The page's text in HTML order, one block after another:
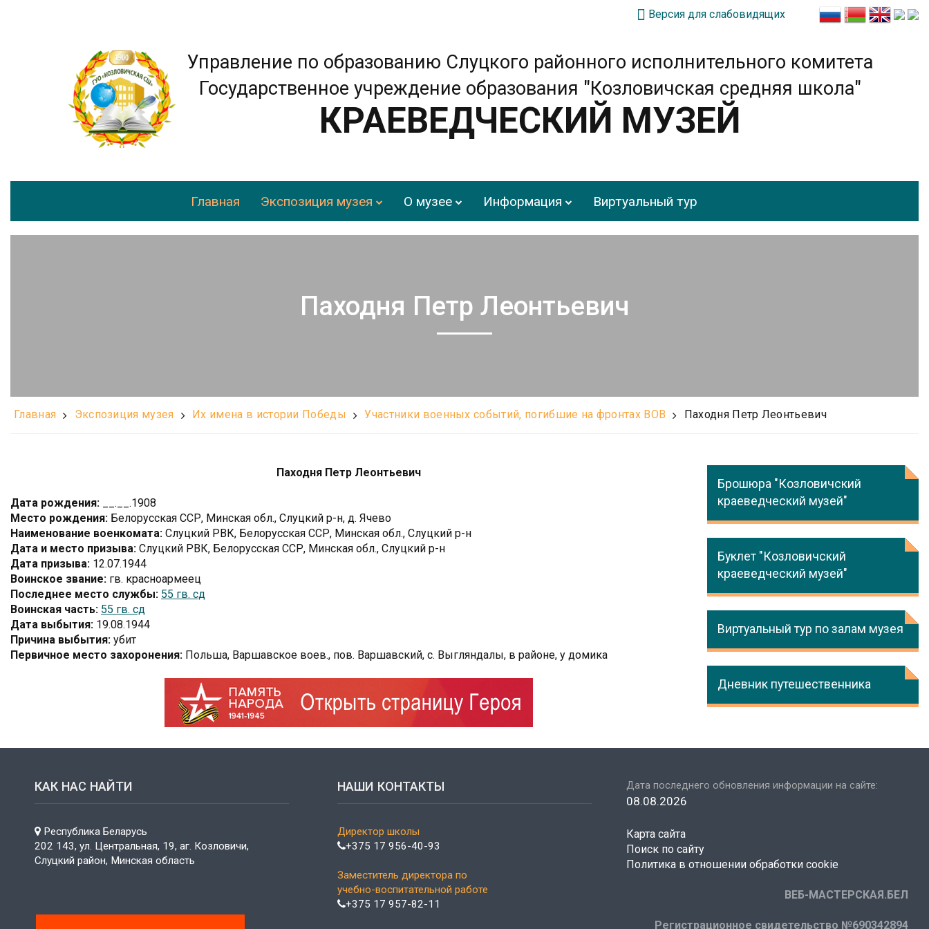
Версия для слабовидящих
Управление по образованию Слуцкого районного исполнительного комитета
Государственное учреждение образования "Козловичская средняя школа"
КРАЕВЕДЧЕСКИЙ МУЗЕЙ
Главная Экспозиция музея О музее Информация Виртуальный тур
Паходня Петр Леонтьевич
Главная Экспозиция музея Их имена в истории Победы Участники военных событий, погибшие на фронтах ВОВ Паходня Петр Леонтьевич
Паходня Петр Леонтьевич
Дата рождения: __.__.1908
Место рождения: Белорусская ССР, Минская обл., Слуцкий р-н, д. Ячево
Наименование военкомата: Слуцкий РВК, Белорусская ССР, Минская обл., Слуцкий р-н
Дата и место призыва: Слуцкий РВК, Белорусская ССР, Минская обл., Слуцкий р-н
Дата призыва: 12.07.1944
Воинское звание: гв. красноармеец
Последнее место службы: 55 гв. сд
Воинская часть: 55 гв. сд
Дата выбытия: 19.08.1944
Причина выбытия: убит
Первичное место захоронения: Польша, Варшавское воев., пов. Варшавский, с. Выгляндалы, в районе, у домика
Брошюра "Козловичский
краеведческий музей"
Буклет "Козловичский
краеведческий музей"
Виртуальный тур по залам музея
Дневник путешественника
КАК НАС НАЙТИ
Республика Беларусь
202 143, ул. Центральная, 19, аг. Козловичи,
Слуцкий район, Минская область
НАШИ КОНТАКТЫ
Директор школы
+375 17 956-40-93
Заместитель директора по
учебно-воспитательной работе
+375 17 957-82-11
Дата последнего обновления информации на сайте:
08.08.2026
Карта сайта
Поиск по сайту
Политика в отношении обработки cookie
ВЕБ-МАСТЕРСКАЯ.БЕЛ
Регистрационное свидетельство №690342894